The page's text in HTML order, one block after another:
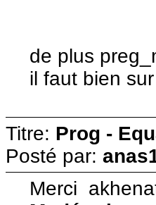
de plus
il faut bien
Titre: Prog -
Posté par:
Merci